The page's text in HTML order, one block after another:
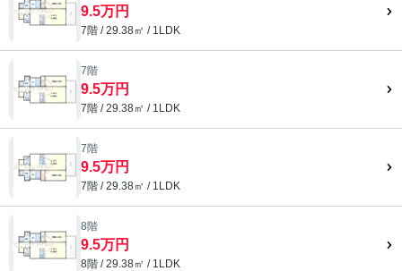
9.5万円
7階 / 29.38㎡ / 1LDK
7階
9.5万円
7階 / 29.38㎡ / 1LDK
7階
9.5万円
7階 / 29.38㎡ / 1LDK
8階
9.5万円
8階 / 29.38㎡ / 1LDK